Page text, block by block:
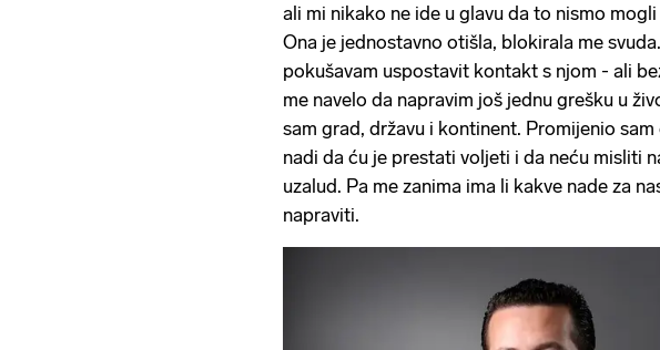
ali mi nikako ne ide u glavu da to nismo
Ona je jednostavno otišla, blokirala me
pokušavam uspostavit kontakt s njom - ali
me navelo da napravim još jednu grešku u
sam grad, državu i kontinent. Promijenio
nadi da ću je prestati voljeti i da neću misliti
uzalud. Pa me zanima ima li kakve nade za
napraviti.